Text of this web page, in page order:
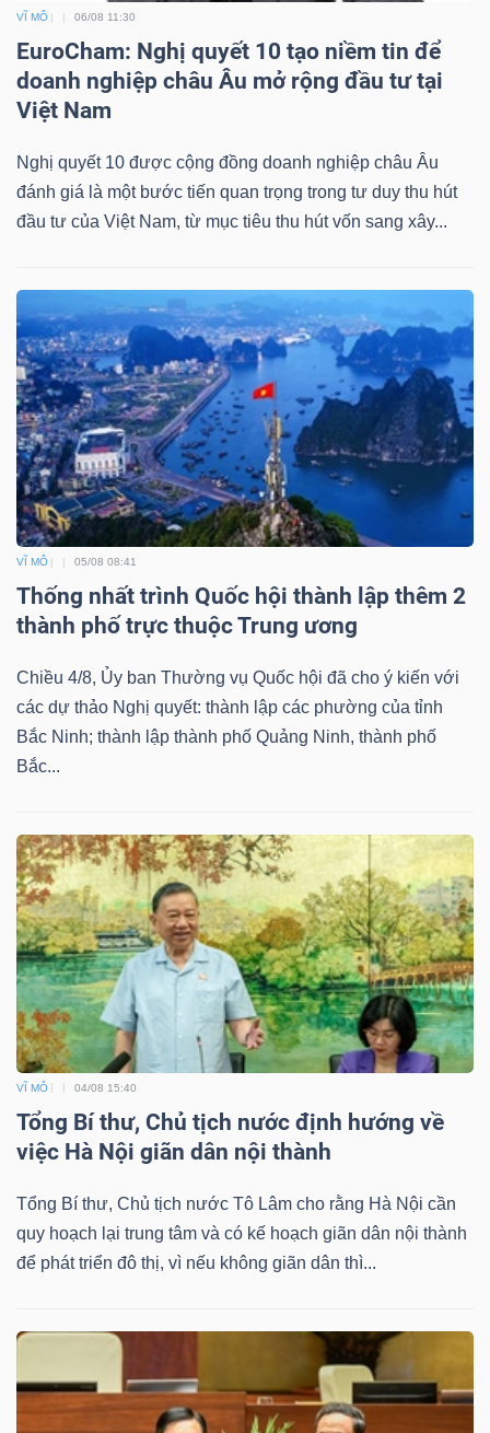
VĨ MÔ 06/08 11:30
EuroCham: Nghị quyết 10 tạo niềm tin để
doanh nghiệp châu Âu mở rộng đầu tư tại
Việt Nam
Nghị quyết 10 được cộng đồng doanh nghiệp châu Âu
đánh giá là một bước tiến quan trọng trong tư duy thu hút
đầu tư của Việt Nam, từ mục tiêu thu hút vốn sang xây...
VĨ MÔ 05/08 08:41
Thống nhất trình Quốc hội thành lập thêm 2
thành phố trực thuộc Trung ương
Chiều 4/8, Ủy ban Thường vụ Quốc hội đã cho ý kiến với
các dự thảo Nghị quyết: thành lập các phường của tỉnh
Bắc Ninh; thành lập thành phố Quảng Ninh, thành phố
Bắc...
VĨ MÔ 04/08 15:40
Tổng Bí thư, Chủ tịch nước định hướng về
việc Hà Nội giãn dân nội thành
Tổng Bí thư, Chủ tịch nước Tô Lâm cho rằng Hà Nội cần
quy hoạch lại trung tâm và có kế hoạch giãn dân nội thành
để phát triển đô thị, vì nếu không giãn dân thì...